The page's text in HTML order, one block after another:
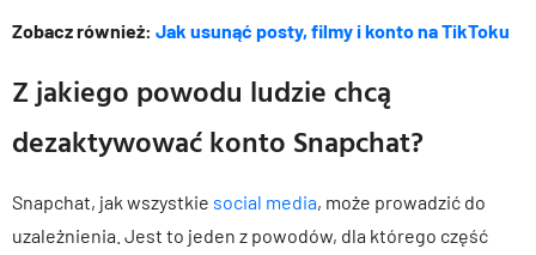
Zobacz również: Jak usunąć posty, filmy i konto na TikToku
Z jakiego powodu ludzie chcą
dezaktywować konto Snapchat?
Snapchat, jak wszystkie social media, może prowadzić do
uzależnienia. Jest to jeden z powodów, dla którego część